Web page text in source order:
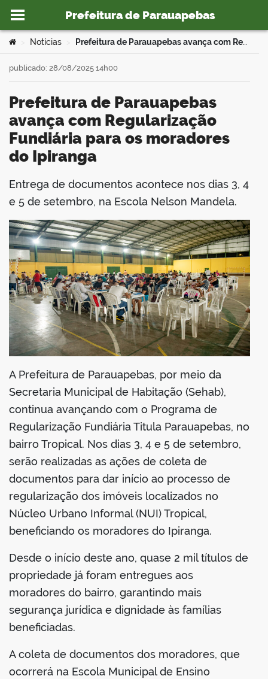
Ir para o conteúdo
Prefeitura de Parauapebas
portal
Você está aqui:
Notícias Prefeitura de Parauapebas avança com Regularização Fundiária para os moradores do Ipiranga
Prefeitura de Parauapebas
avança com Regularização
Fundiária para os moradores
do Ipiranga
publicado: 28/08/2025 14h00
Entrega de documentos acontece nos dias 3, 4
e 5 de setembro, na Escola Nelson Mandela.
A Prefeitura de Parauapebas, por meio da
Secretaria Municipal de Habitação (Sehab),
continua avançando com o Programa de
Regularização Fundiária Titula Parauapebas, no
bairro Tropical. Nos dias 3, 4 e 5 de setembro,
serão realizadas as ações de coleta de
documentos para dar início ao processo de
regularização dos imóveis localizados no
Núcleo Urbano Informal (NUI) Tropical,
beneficiando os moradores do Ipiranga.
Desde o início deste ano, quase 2 mil títulos de
propriedade já foram entregues aos
moradores do bairro, garantindo mais
segurança jurídica e dignidade às famílias
beneficiadas.
A coleta de documentos dos moradores, que
ocorrerá na Escola Municipal de Ensino